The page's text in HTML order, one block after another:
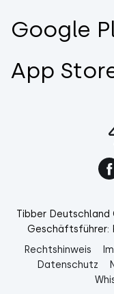
Google
App
Tibber Deutschland
Geschäftsführer:
Rechtshinweis
Datenschutz